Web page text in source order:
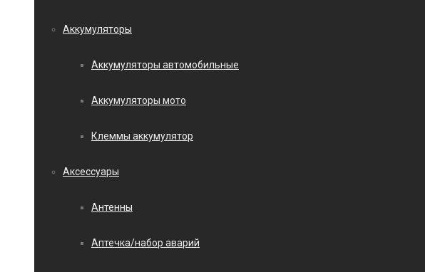
Аккумуляторы
Аккумуляторы автомобильные
Аккумуляторы мото
Клеммы аккумулятор
Аксессуары
Антенны
Аптечка/набор аварий